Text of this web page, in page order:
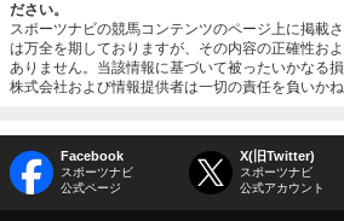
ださい。
スポーツナビの競馬コンテンツのページ上に掲載
は万全を期しておりますが、その内容の正確性お
ありません。当該情報に基づいて被ったいかなる
株式会社および情報提供者は一切の責任を負いかね
Facebook
スポーツナビ
公式ページ
X(旧Twitter)
スポーツナビ
公式アカウント